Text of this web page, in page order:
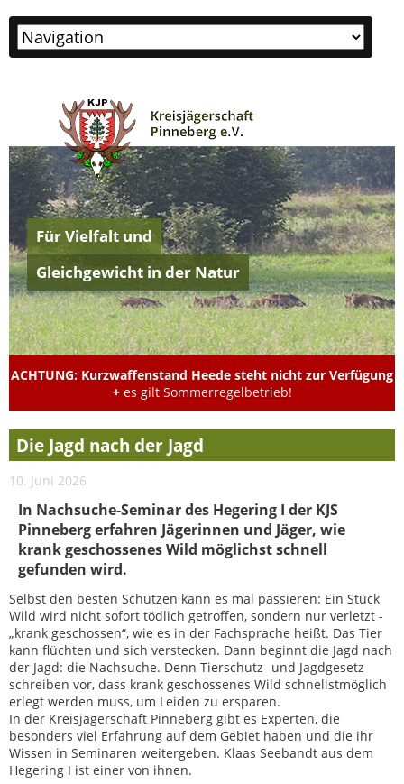
Zielseite
Für Vielfalt und
Gleichgewicht in der Natur
ACHTUNG: Kurzwaffenstand Heede steht nicht zur Verfügung
+ es gilt Sommerregelbetrieb!
Die Jagd nach der Jagd
10. Juni 2026
In Nachsuche-Seminar des Hegering I der KJS
Pinneberg erfahren Jägerinnen und Jäger, wie
krank geschossenes Wild möglichst schnell
gefunden wird.
Selbst den besten Schützen kann es mal passieren: Ein Stück
Wild wird nicht sofort tödlich getroffen, sondern nur verletzt -
„krank geschossen“, wie es in der Fachsprache heißt. Das Tier
kann flüchten und sich verstecken. Dann beginnt die Jagd nach
der Jagd: die Nachsuche. Denn Tierschutz- und Jagdgesetz
schreiben vor, dass krank geschossenes Wild schnellstmöglich
erlegt werden muss, um Leiden zu ersparen.
In der Kreisjägerschaft Pinneberg gibt es Experten, die
besonders viel Erfahrung auf dem Gebiet haben und die ihr
Wissen in Seminaren weitergeben. Klaas Seebandt aus dem
Hegering I ist einer von ihnen.